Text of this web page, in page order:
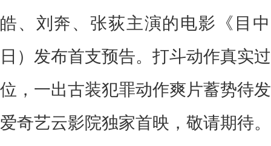
皓、刘奔、张荻主演的电影《目
日）发布首支预告。 打斗动作真实
位，一出古装犯罪动作爽片蓄势待
爱奇艺云影院独家首映，敬请期待。